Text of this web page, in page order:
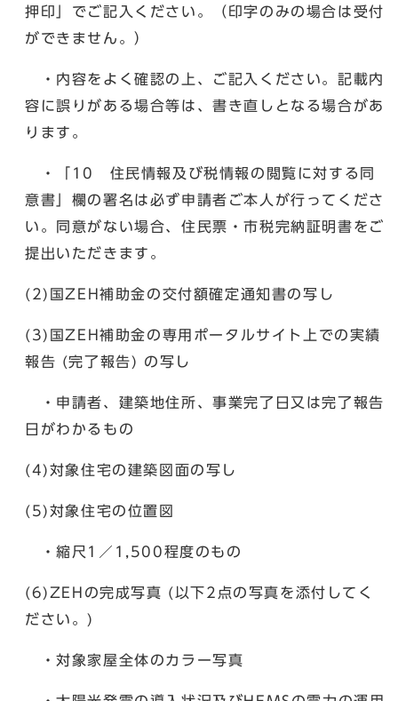
押印」でご記入ください。（印字のみの場合は受付
ができません。）
・内容をよく確認の上、ご記入ください。記載内
容に誤りがある場合等は、書き直しとなる場合があ
ります。
・「10 住民情報及び税情報の閲覧に対する同
意書」欄の署名は必ず申請者ご本人が行ってくださ
い。同意がない場合、住民票・市税完納証明書をご
提出いただきます。
(2)国ZEH補助金の交付額確定通知書の写し
(3)国ZEH補助金の専用ポータルサイト上での実績
報告 (完了報告) の写し
・申請者、建築地住所、事業完了日又は完了報告
日がわかるもの
(4)対象住宅の建築図面の写し
(5)対象住宅の位置図
・縮尺1／1,500程度のもの
(6)ZEHの完成写真 (以下2点の写真を添付してく
ださい。)
・対象家屋全体のカラー写真